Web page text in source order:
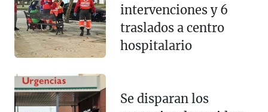
intervenciones y 6
traslados a centro
hospitalario
Se disparan los